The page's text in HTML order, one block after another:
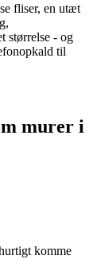
fliser, en utæt
størrelse - og
til
murer i
komme